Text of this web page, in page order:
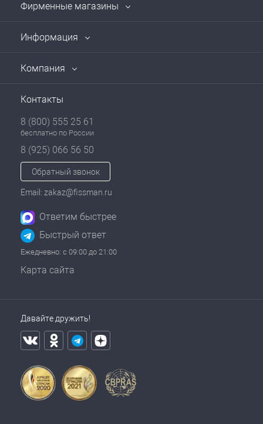
Фирменные магазины
Информация
Компания
Контакты
8 (800) 555 25 61
бесплатно по России
8 (925) 066 56 50
Обратный звонок
Email: zakaz@fissman.ru
Ответим быстрее
Быстрый ответ
Ежедневно: с 09:00 до 21:00
Карта сайта
Давайте дружить!